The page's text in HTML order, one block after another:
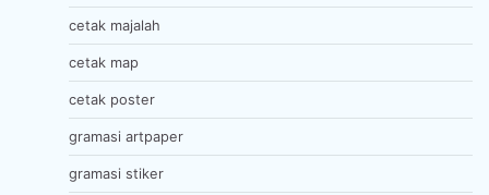
cetak majalah
cetak map
cetak poster
gramasi artpaper
gramasi stiker